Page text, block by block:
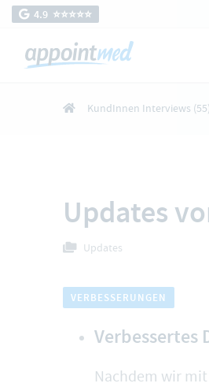
4.9 ⭐️⭐️⭐️⭐️⭐️
KundInnen Interviews (55)
Updates
Updates
VERBESSERUNGEN
Verbessertes
Nachdem wir